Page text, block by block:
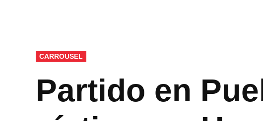
PUBLICADO
EN
CARROUSEL
Partido en